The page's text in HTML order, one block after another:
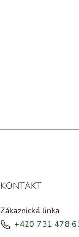
KONTAKT
Zákaznická linka
+420 731 478